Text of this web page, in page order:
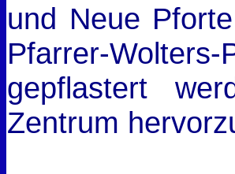
und Neue
Pfarrer-
gepflastert
Zentrum